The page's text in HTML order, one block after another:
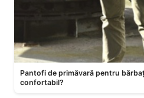
Pantofi de primăvară pentru
confortabil?